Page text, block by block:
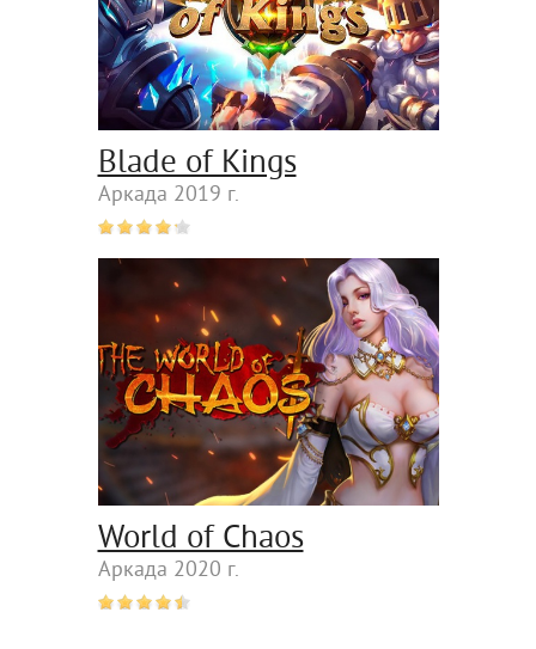
Blade of Kings
Аркада 2019 г.
World of Chaos
Аркада 2020 г.